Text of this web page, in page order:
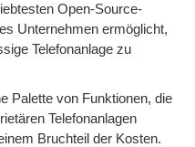
Open-Source-
Unternehmen ermöglicht,
Telefonanlage zu
Palette von Funktionen, die
Telefonanlagen
Bruchteil der Kosten.